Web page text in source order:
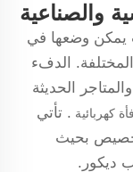
والصناعية
يمكن وضعها في
المختلفة. الدفء
الحديثة
كهربائية . تأتي
بحيث
ديكور.